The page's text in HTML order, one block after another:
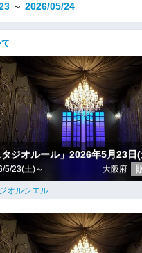
～ 2026/05/24
タジオルール」2026年5月23日
5/23(土)～ 大阪府
オルシエル